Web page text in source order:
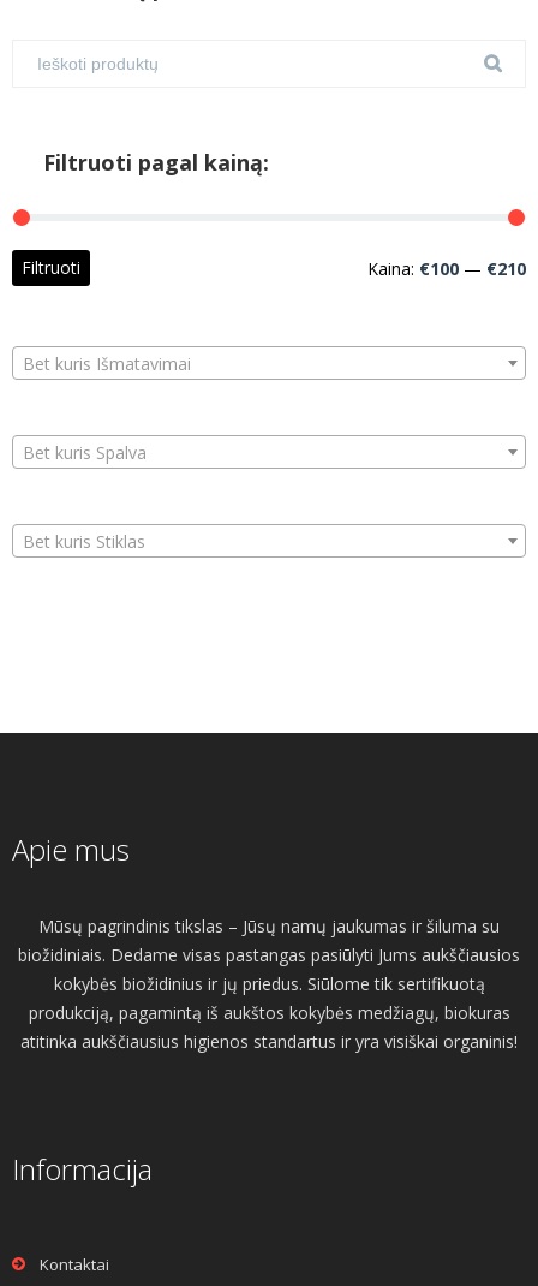
Filtruoti pagal kainą:
Filtruoti Kaina: €100 — €210
Bet kuris Išmatavimai
Bet kuris Spalva
Bet kuris Stiklas
Apie mus
Mūsų pagrindinis tikslas – Jūsų namų jaukumas ir šiluma su
biožidiniais. Dedame visas pastangas pasiūlyti Jums aukščiausios
kokybės biožidinius ir jų priedus. Siūlome tik sertifikuotą
produkciją, pagamintą iš aukštos kokybės medžiagų, biokuras
atitinka aukščiausius higienos standartus ir yra visiškai organinis!
Informacija
Kontaktai